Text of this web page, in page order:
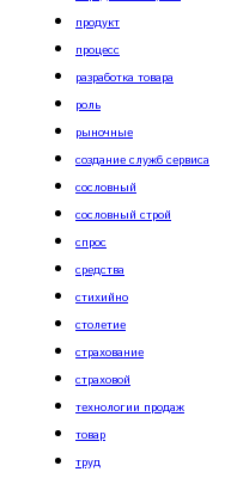
продукт
процесс
разработка товара
роль
рыночные
создание служб сервиса
сословный
сословный строй
спрос
средства
стихийно
столетие
страхование
страховой
технологии продаж
товар
труд